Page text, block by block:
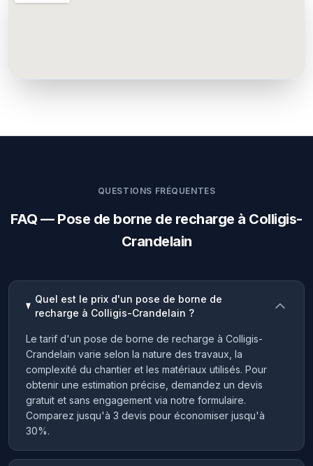
QUESTIONS FRÉQUENTES
FAQ — Pose de borne de recharge à Colligis-
Crandelain
Quel est le prix d'un pose de borne de
recharge à Colligis-Crandelain ?
Le tarif d'un pose de borne de recharge à Colligis-
Crandelain varie selon la nature des travaux, la
complexité du chantier et les matériaux utilisés. Pour
obtenir une estimation précise, demandez un devis
gratuit et sans engagement via notre formulaire.
Comparez jusqu'à 3 devis pour économiser jusqu'à
30%.